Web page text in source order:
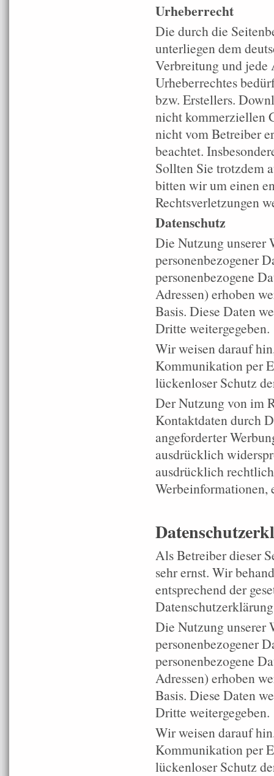
Urheberrecht
Die durch die
unterliegen dem
Verbreitung und jede
Urheberrechtes
bzw. Erstellers.
nicht kommerziellen
nicht vom Betreiber
beachtet.
Sollten Sie trotzdem
bitten wir um einen
Rechtsverletzungen
Datenschutz
Die Nutzung unserer
personenbezogener
personenbezogene
Adressen) erhoben
Basis. Diese Daten
Dritte weitergegeben.
Wir weisen darauf
Kommunikation per
lückenloser Schutz
Der Nutzung von im
Kontaktdaten durch
angeforderter
ausdrücklich
ausdrücklich
Werbeinformationen,
Als Betreiber dieser
sehr ernst. Wir
entsprechend der
Die Nutzung unserer
personenbezogener
personenbezogene
Adressen) erhoben
Basis. Diese Daten
Dritte weitergegeben.
Wir weisen darauf
Kommunikation per
lückenloser Schutz